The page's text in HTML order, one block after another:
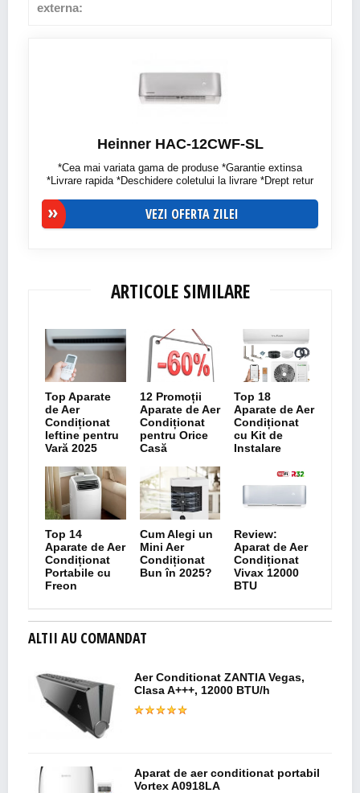
externa:
Heinner HAC-12CWF-SL
*Cea mai variata gama de produse *Garantie extinsa
*Livrare rapida *Deschidere coletului la livrare *Drept retur
VEZI OFERTA ZILEI
ARTICOLE SIMILARE
Top Aparate
de Aer
Condiționat
Ieftine pentru
Vară 2025
12 Promoții
Aparate de Aer
Condiționat
pentru Orice
Casă
Top 18
Aparate de Aer
Condiționat
cu Kit de
Instalare
Top 14
Aparate de Aer
Condiționat
Portabile cu
Freon
Cum Alegi un
Mini Aer
Condiționat
Bun în 2025?
Review:
Aparat de Aer
Condiționat
Vivax 12000
BTU
ALTII AU COMANDAT
Aer Conditionat ZANTIA Vegas,
Clasa A+++, 12000 BTU/h
Aparat de aer conditionat portabil
Vortex A0918LA